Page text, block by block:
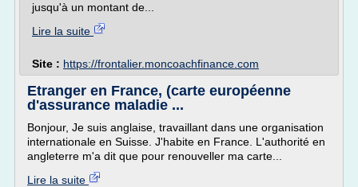
jusqu'à un montant de...
Lire la suite
Site : https://frontalier.moncoachfinance.com
Etranger en France, (carte européenne
d'assurance maladie ...
Bonjour, Je suis anglaise, travaillant dans une organisation
internationale en Suisse. J'habite en France. L'authorité en
angleterre m'a dit que pour renouveller ma carte...
Lire la suite